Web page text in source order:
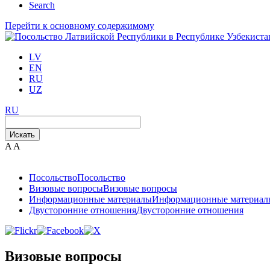
Search
Перейти к основному содержимому
LV
EN
RU
UZ
RU
Искать
A A
ПосольствоПосольство
Визовые вопросыВизовые вопросы
Информационные материалыИнформационные
Двусторонние отношенияДвусторонние отношения
Визовые вопросы